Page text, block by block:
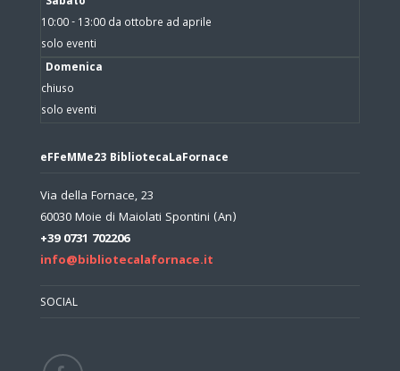
10:00 - 13:00 da ottobre ad aprile
solo eventi
Domenica
chiuso
solo eventi
eFFeMMe23 BibliotecaLaFornace
Via della Fornace, 23
60030 Moie di Maiolati Spontini (An)
+39 0731 702206
info@bibliotecalafornace.it
SOCIAL